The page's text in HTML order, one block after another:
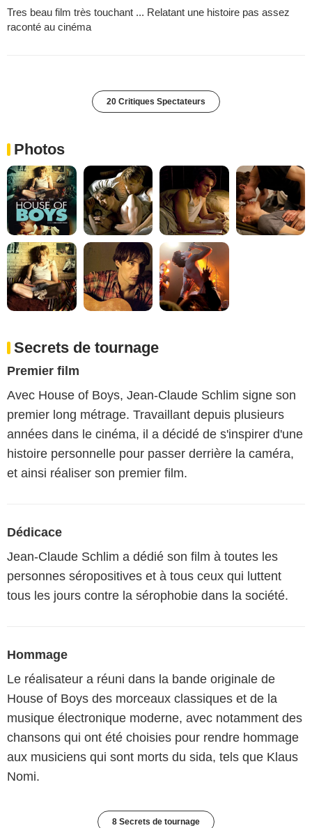
Tres beau film très touchant ... Relatant une histoire pas assez
raconté au cinéma
20 Critiques Spectateurs
Photos
Secrets de tournage
Premier film
Avec House of Boys, Jean-Claude Schlim signe son
premier long métrage. Travaillant depuis plusieurs
années dans le cinéma, il a décidé de s'inspirer d'une
histoire personnelle pour passer derrière la caméra,
et ainsi réaliser son premier film.
Dédicace
Jean-Claude Schlim a dédié son film à toutes les
personnes séropositives et à tous ceux qui luttent
tous les jours contre la sérophobie dans la société.
Hommage
Le réalisateur a réuni dans la bande originale de
House of Boys des morceaux classiques et de la
musique électronique moderne, avec notamment des
chansons qui ont été choisies pour rendre hommage
aux musiciens qui sont morts du sida, tels que Klaus
Nomi.
8 Secrets de tournage